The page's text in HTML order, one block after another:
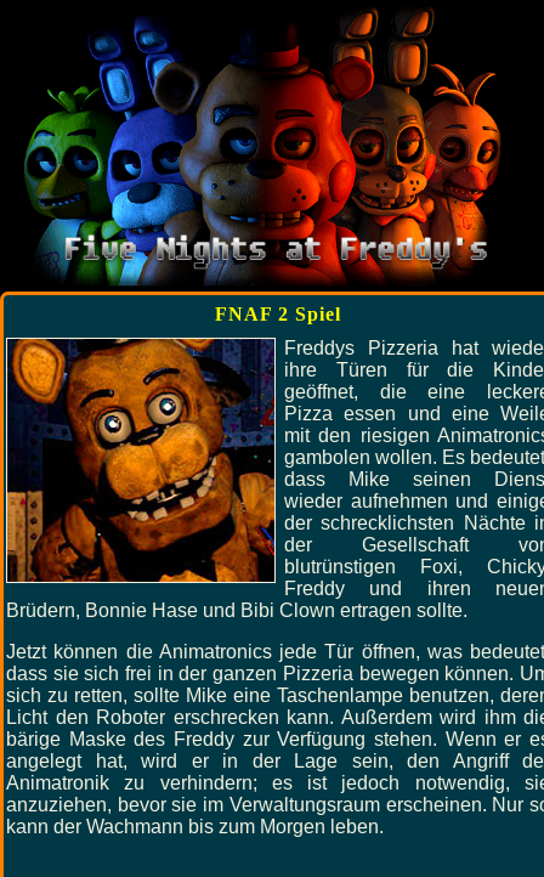
FNAF 2 Spiel
Freddys Pizzeria hat
ihre Türen für die
geöffnet, die eine
Pizza essen und eine
mit den riesigen
gambolen wollen. Es
dass Mike seinen
wieder aufnehmen und
der schrecklichsten Nächte
der Gesellschaft
blutrünstigen Foxi,
Freddy und ihren
Brüdern, Bonnie Hase und Bibi Clown ertragen sollte.
Jetzt können die Animatronics jede Tür öffnen, was
dass sie sich frei in der ganzen Pizzeria bewegen können.
sich zu retten, sollte Mike eine Taschenlampe benutzen,
Licht den Roboter erschrecken kann. Außerdem wird ihm
bärige Maske des Freddy zur Verfügung stehen. Wenn er
angelegt hat, wird er in der Lage sein, den Angriff
Animatronik zu verhindern; es ist jedoch notwendig,
anzuziehen, bevor sie im Verwaltungsraum erscheinen. Nur
kann der Wachmann bis zum Morgen leben.